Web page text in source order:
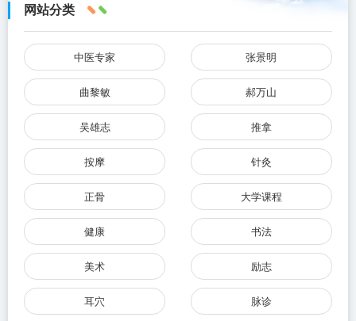
网站分类
中医专家 张景明
曲黎敏 郝万山
吴雄志 推拿
按摩 针灸
正骨 大学课程
健康 书法
美术 励志
耳穴 脉诊